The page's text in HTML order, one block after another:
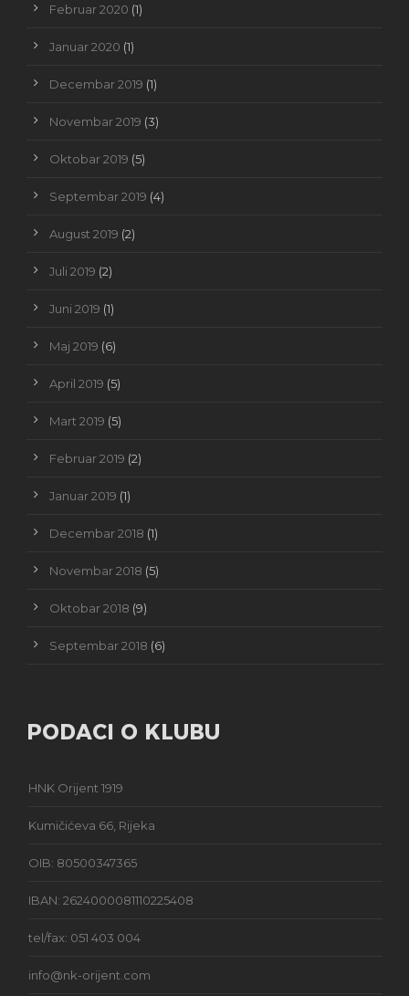
Februar 2020 (1)
Januar 2020 (1)
Decembar 2019 (1)
Novembar 2019 (3)
Oktobar 2019 (5)
Septembar 2019 (4)
August 2019 (2)
Juli 2019 (2)
Juni 2019 (1)
Maj 2019 (6)
April 2019 (5)
Mart 2019 (5)
Februar 2019 (2)
Januar 2019 (1)
Decembar 2018 (1)
Novembar 2018 (5)
Oktobar 2018 (9)
Septembar 2018 (6)
PODACI O KLUBU
HNK Orijent 1919
Kumičićeva 66, Rijeka
OIB: 80500347365
IBAN: 2624000081110225408
tel/fax: 051 403 004
info@nk-orijent.com